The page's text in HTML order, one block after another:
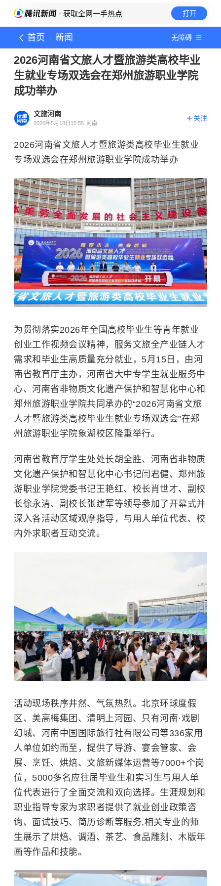
· 获取全网一手热点 打开
首页 新闻 无障碍
2026河南省文旅人才暨旅游类高校毕业
生就业专场双选会在郑州旅游职业学院
成功举办
文旅河南
2026年5月18日15:55 河南
关注
2026河南省文旅人才暨旅游类高校毕业生就业
专场双选会在郑州旅游职业学院成功举办
为贯彻落实2026年全国高校毕业生等青年就业
创业工作视频会议精神，服务文旅全产业链人才
需求和毕业生高质量充分就业，5月15日，由河
南省教育厅主办，河南省大中专学生就业服务中
心、河南省非物质文化遗产保护和智慧化中心和
郑州旅游职业学院共同承办的“2026河南省文旅
人才暨旅游类高校毕业生就业专场双选会”在郑
州旅游职业学院象湖校区隆重举行。
河南省教育厅学生处处长胡全胜、河南省非物质
文化遗产保护和智慧化中心书记闫君健、 郑州旅
游职业学院党委书记王艳红、校长肖世才、副校
长徐永清、副校长张建军等领导参加了开幕式并
深入各活动区域观摩指导，与用人单位代表、校
内外求职者互动交流。
活动现场秩序井然、气氛热烈。北京环球度假
区、美高梅集团、 清明上河园 、只有河南·戏剧
幻城、河南中国国际旅行社有限公司等336家用
人单位如约而至，提供了导游、宴会管家、会
展、烹饪、烘焙、文旅新媒体运营等7000+个岗
位，5000多名应往届毕业生和实习生与用人单
位代表进行了全面交流和双向选择。生涯规划和
职业指导专家为求职者提供了就业创业政策咨
询、面试技巧、简历诊断等服务,相关专业的师
生展示了烘焙、调酒、茶艺、食品雕刻、木版年
画等作品和技能。